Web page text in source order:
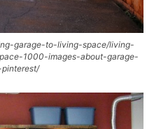
garage-to-living-space/living-
1000-images-about-garage-